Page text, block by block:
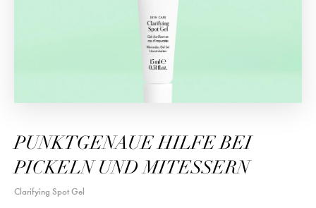
PUNKTGENAUE HILFE BEI
PICKELN UND MITESSERN
Clarifying Spot Gel